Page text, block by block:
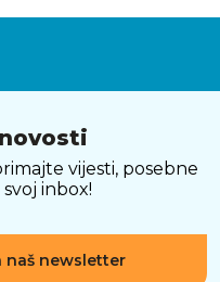
vijesti, posebne
inbox!
naš newsletter